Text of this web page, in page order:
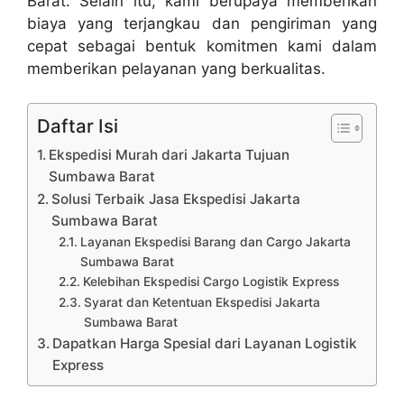
biaya yang terjangkau dan pengiriman yang
cepat sebagai bentuk komitmen kami dalam
memberikan pelayanan yang berkualitas.
Daftar Isi
Ekspedisi Murah dari Jakarta Tujuan
Sumbawa Barat
Solusi Terbaik Jasa Ekspedisi Jakarta
Sumbawa Barat
Layanan Ekspedisi Barang dan Cargo Jakarta
Sumbawa Barat
Kelebihan Ekspedisi Cargo Logistik Express
Syarat dan Ketentuan Ekspedisi Jakarta
Sumbawa Barat
Dapatkan Harga Spesial dari Layanan Logistik
Express